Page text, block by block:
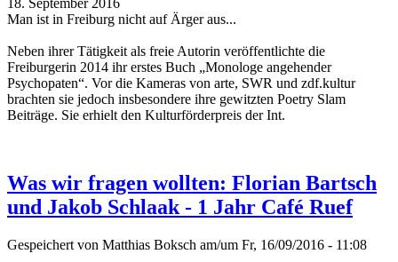
Man ist in Freiburg nicht auf Ärger aus...
Neben ihrer Tätigkeit als freie Autorin veröffentlichte die
Freiburgerin 2014 ihr erstes Buch „Monologe angehender
Psychopaten“. Vor die Kameras von arte, SWR und zdf.kultur
brachten sie jedoch insbesondere ihre gewitzten Poetry Slam
Beiträge. Sie erhielt den Kulturförderpreis der Int.
Was wir fragen wollten: Florian Bartsch
und Jakob Schlaak - 1 Jahr Café Ruef
Gespeichert von Matthias Boksch am/um Fr, 16/09/2016 - 11:08